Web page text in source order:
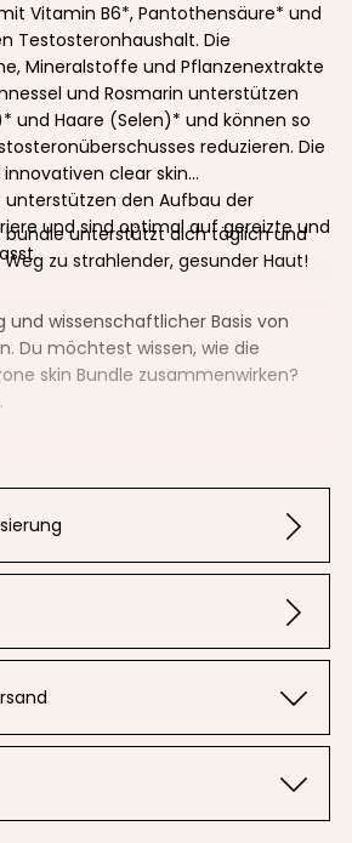
Vitamin B6*, Pantothensäure* und
Testosteronhaushalt. Die
Mineralstoffe und Pflanzenextrakte
und Rosmarin unterstützen
und Haare (Selen)* und können so
reduzieren. Die
clear skin
den Aufbau der
und sind optimal auf gereizte und
bundle unterstützt dich täglich und
zu strahlender, gesunder Haut!
und wissenschaftlicher Basis von
Du möchtest wissen, wie die
skin Bundle zusammenwirken?